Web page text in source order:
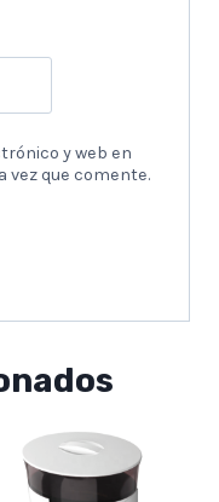
y web en
vez que comente.